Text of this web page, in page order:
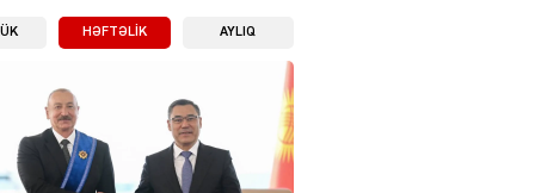
Rusiya-Ukrayna
irəliləyiş var – Tramp
07.08.2026
HƏFTƏLIK AYLIQ